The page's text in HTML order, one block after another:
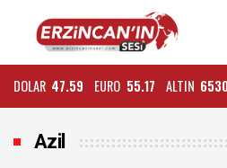
DOLAR 47.59 EURO 55.17 ALTIN
Azil